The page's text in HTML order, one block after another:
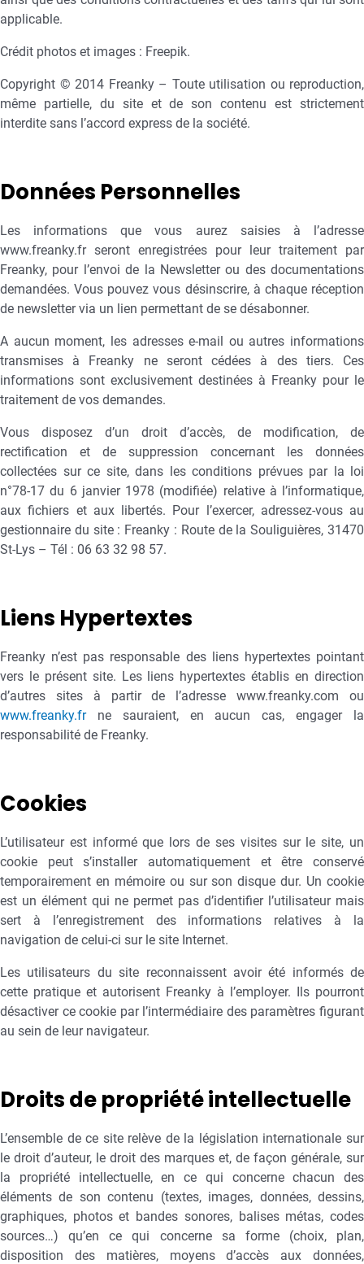
applicable.
Crédit photos et images : Freepik.
Copyright © 2014 Freanky – Toute utilisation ou reproduction,
même partielle, du site et de son contenu est strictement
interdite sans l’accord express de la société.
Données Personnelles
Les informations que vous aurez saisies à l’adresse
www.freanky.fr seront enregistrées pour leur traitement par
Freanky, pour l’envoi de la Newsletter ou des documentations
demandées. Vous pouvez vous désinscrire, à chaque réception
de newsletter via un lien permettant de se désabonner.
A aucun moment, les adresses e-mail ou autres informations
transmises à Freanky ne seront cédées à des tiers. Ces
informations sont exclusivement destinées à Freanky pour le
traitement de vos demandes.
Vous disposez d’un droit d’accès, de modification, de
rectification et de suppression concernant les données
collectées sur ce site, dans les conditions prévues par la loi
n°78-17 du 6 janvier 1978 (modifiée) relative à l’informatique,
aux fichiers et aux libertés. Pour l’exercer, adressez-vous au
gestionnaire du site : Freanky : Route de la Souliguières, 31470
St-Lys – Tél : 06 63 32 98 57.
Liens Hypertextes
Freanky n’est pas responsable des liens hypertextes pointant
vers le présent site. Les liens hypertextes établis en direction
d’autres sites à partir de l’adresse www.freanky.com ou
www.freanky.frne sauraient, en aucun cas, engager la
responsabilité de Freanky.
Cookies
L’utilisateur est informé que lors de ses visites sur le site, un
cookie peut s’installer automatiquement et être conservé
temporairement en mémoire ou sur son disque dur. Un cookie
est un élément qui ne permet pas d’identifier l’utilisateur mais
sert à l’enregistrement des informations relatives à la
navigation de celui-ci sur le site Internet.
Les utilisateurs du site reconnaissent avoir été informés de
cette pratique et autorisent Freanky à l’employer. Ils pourront
désactiver ce cookie par l’intermédiaire des paramètres figurant
au sein de leur navigateur.
Droits de propriété intellectuelle
L’ensemble de ce site relève de la législation internationale sur
le droit d’auteur, le droit des marques et, de façon générale, sur
la propriété intellectuelle, en ce qui concerne chacun des
éléments de son contenu (textes, images, données, dessins,
graphiques, photos et bandes sonores, balises métas, codes
sources…) qu’en ce qui concerne sa forme (choix, plan,
disposition des matières, moyens d’accès aux données,